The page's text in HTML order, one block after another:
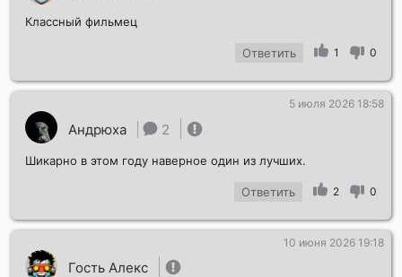
Классный фильмец
Ответить 1 0
Андрюха 2
5 июля 2026 18:58
Шикарно в этом году наверное один из лучших.
Ответить 2 0
Гость Алекс
10 июня 2026 19:18